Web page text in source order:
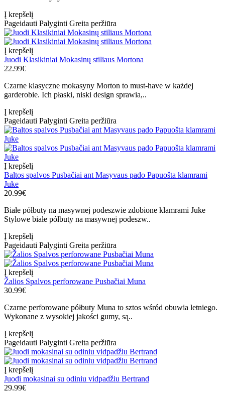
Į krepšelį
Pageidauti Palyginti Greita peržiūra
Į krepšelį
Juodi Klasikiniai Mokasinų stiliaus Mortona
22.99€
Czarne klasyczne mokasyny Morton to must-have w każdej
garderobie. Ich płaski, niski design sprawia,..
Į krepšelį
Pageidauti Palyginti Greita peržiūra
Į krepšelį
Baltos spalvos Pusbačiai ant Masyvaus pado Papuošta klamrami
Juke
20.99€
Białe półbuty na masywnej podeszwie zdobione klamrami Juke
Stylowe białe półbuty na masywnej podeszw..
Į krepšelį
Pageidauti Palyginti Greita peržiūra
Į krepšelį
Žalios Spalvos perforowane Pusbačiai Muna
30.99€
Czarne perforowane półbuty Muna to sztos wśród obuwia letniego.
Wykonane z wysokiej jakości gumy, są..
Į krepšelį
Pageidauti Palyginti Greita peržiūra
Į krepšelį
Juodi mokasinai su odiniu vidpadžiu Bertrand
29.99€